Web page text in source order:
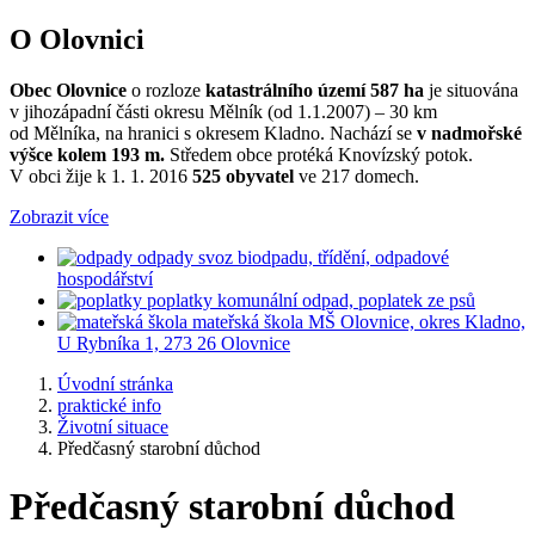
O Olovnici
Obec Olovnice o rozloze katastrálního území 587 ha je situována
v jihozápadní části okresu Mělník (od 1.1.2007) – 30 km
od Mělníka, na hranici s okresem Kladno. Nachází se v nadmořské
výšce kolem 193 m. Středem obce protéká Knovízský potok.
V obci žije k 1. 1. 2016 525 obyvatel ve 217 domech.
Zobrazit více
odpady svoz biodpadu, třídění, odpadové
hospodářství
poplatky komunální odpad, poplatek ze psů
mateřská škola MŠ Olovnice, okres Kladno,
U Rybníka 1, 273 26 Olovnice
Úvodní stránka
praktické info
Životní situace
Předčasný starobní důchod
Předčasný starobní důchod